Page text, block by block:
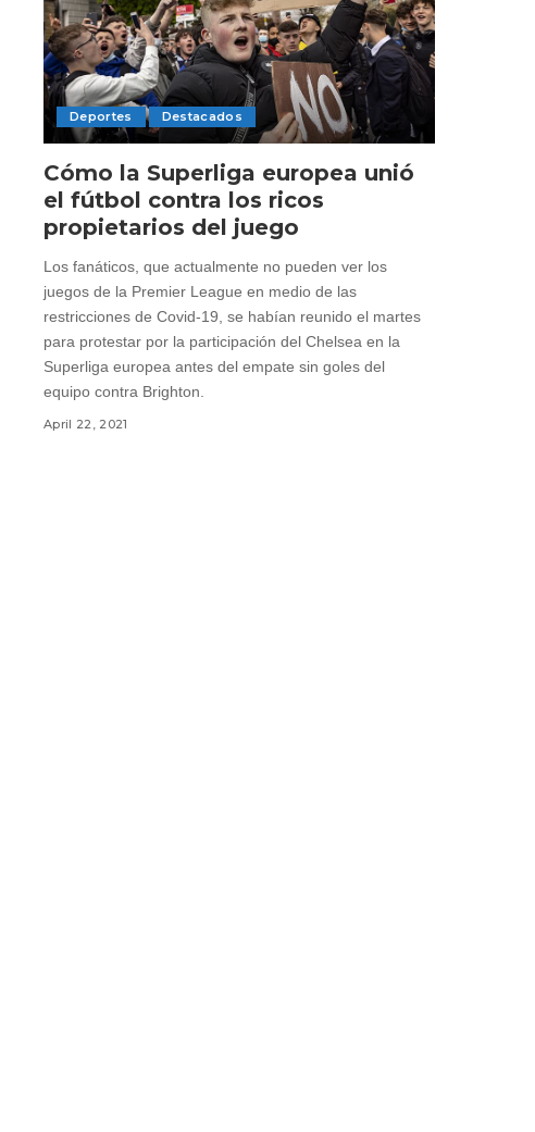
Deportes Destacados
Cómo la Superliga europea unió
el fútbol contra los ricos
propietarios del juego
Los fanáticos, que actualmente no pueden ver los
juegos de la Premier League en medio de las
restricciones de Covid-19, se habían reunido el martes
para protestar por la participación del Chelsea en la
Superliga europea antes del empate sin goles del
equipo contra Brighton.
April 22, 2021